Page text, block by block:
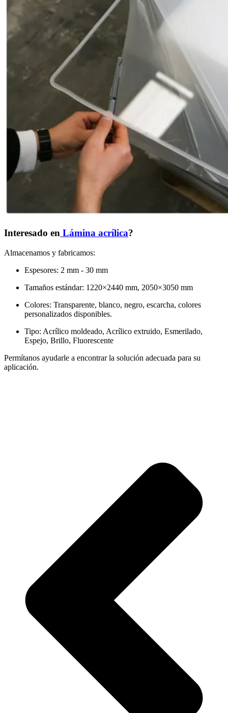
Interesado en Lámina acrílica?
Almacenamos y fabricamos:
Espesores: 2 mm - 30 mm
Tamaños estándar: 1220×2440 mm, 2050×3050 mm
Colores: Transparente, blanco, negro, escarcha, colores
personalizados disponibles.
Tipo: Acrílico moldeado, Acrílico extruido, Esmerilado,
Espejo, Brillo, Fluorescente
Permítanos ayudarle a encontrar la solución adecuada para su
aplicación.